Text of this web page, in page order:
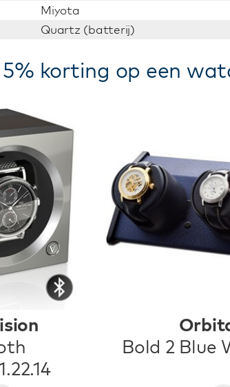
Miyota
Quartz (batterij)
korting op een
Bold 2 Blue